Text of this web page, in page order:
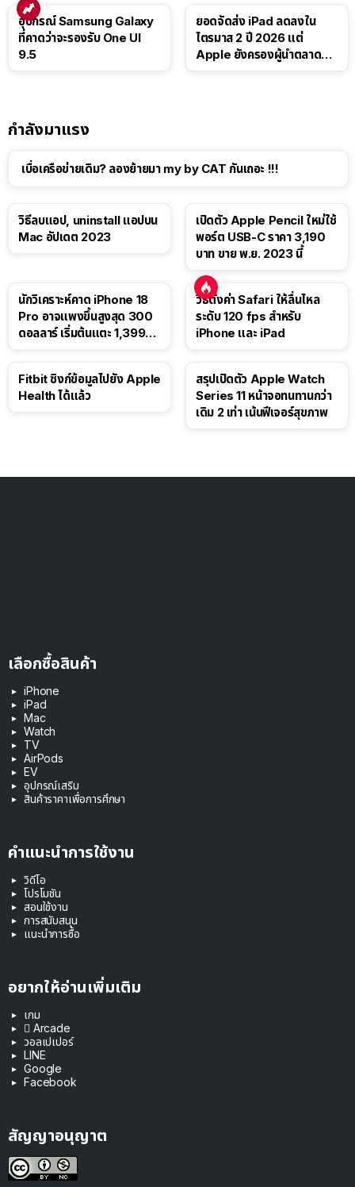
อุปกรณ์ Samsung Galaxy
ที่คาดว่าจะรองรับ One UI
9.5
ยอดจัดส่ง iPad ลดลงใน
ไตรมาส 2 ปี 2026 แต่
Apple ยังครองผู้นำตลาด
กำลังมาแรง
เบื่อเครือข่ายเดิม? ลองย้ายมา my by CAT กันเถอะ !!!
วิธีลบแอป, uninstall แอปบน
Mac อัปเดต 2023
เปิดตัว Apple Pencil ใหม่ใช้
พอร์ต USB-C ราคา 3,190
บาท ขาย พ.ย. 2023 นี้
นักวิเคราะห์คาด iPhone 18
Pro อาจแพงขึ้นสูงสุด 300
ดอลลาร์ เริ่มต้นแตะ 1,399
วิธีตั้งค่า Safari ให้ลื่นไหล
ระดับ 120 fps สำหรับ
iPhone และ iPad
Fitbit ซิงก์ข้อมูลไปยัง Apple
Health ได้แล้ว
สรุปเปิดตัว Apple Watch
Series 11 หน้าจอทนทานกว่า
เดิม 2 เท่า เน้นฟีเจอร์สุขภาพ
เลือกซื้อสินค้า
iPhone
iPad
Mac
Watch
TV
AirPods
EV
อุปกรณ์เสริม
สินค้าราคาเพื่อการศึกษา
คำแนะนำการใช้งาน
วิดีโอ
โปรโมชัน
สอนใช้งาน
การสนับสนุน
แนะนำการซื้อ
อยากให้อ่านเพิ่มเติม
เกม
 Arcade
วอลเปเปอร์
LINE
Google
Facebook
สัญญาอนุญาต